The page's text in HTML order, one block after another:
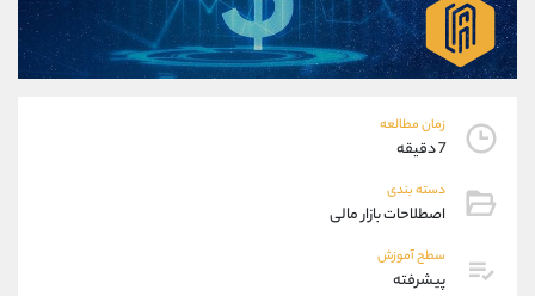
زمان مطالعه
7 دقیقه
دسته بندی
اصطلاحات بازار مالی
سطح آموزش
پیشرفته
09101364784
واتساپ شروع گفتگو
تلگرام @Armteam_admin_104
پشتیبان فروش
موبایل